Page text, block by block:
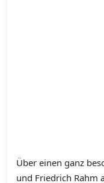
Über einen ganz
und Friedrich Rahm